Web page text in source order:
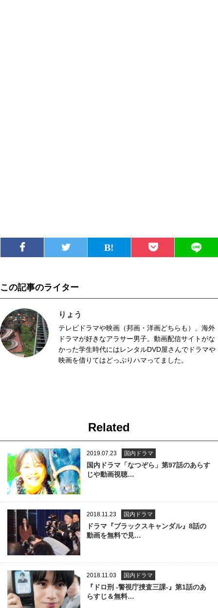
この記事のライター
りょう
テレビドラマや映画（邦画・洋画どちらも）、海外
ドラマが好きなアラサー男子。動画配信サイトがな
かった学生時代にはレンタルDVD屋さんでドラマや
映画を借りてはどっぷりハマってました。
Related
2019.07.23 国内ドラマ
国内ドラマ「なつぞら」第97話のあらす
じや動画視聴…
2018.11.23 国内ドラマ
ドラマ『ブラックスキャンダル』8話の
動画を無料で見…
2018.11.03 国内ドラマ
『ドロ刑 -警視庁捜査三課-』第1話のあ
らすじ＆無料…